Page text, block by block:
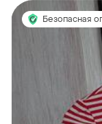
Безопасная